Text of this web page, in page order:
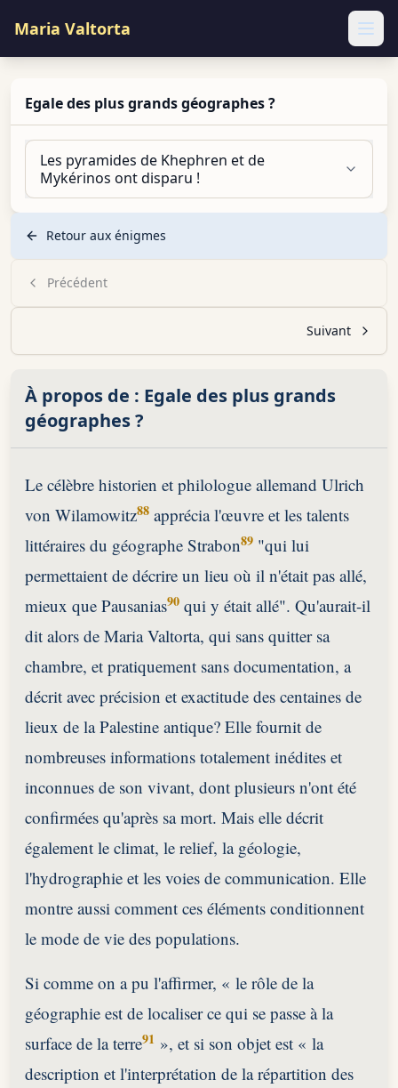
Maria Valtorta
Egale des plus grands géographes ?
Les pyramides de Khephren et de
Mykérinos ont disparu !
Retour aux énigmes
Précédent
Suivant
À propos de : Egale des plus grands
géographes ?
Le célèbre historien et philologue allemand Ulrich
von Wilamowitz88 apprécia l'œuvre et les talents
littéraires du géographe Strabon89 "qui lui
permettaient de décrire un lieu où il n'était pas allé,
mieux que Pausanias90 qui y était allé". Qu'aurait-il
dit alors de Maria Valtorta, qui sans quitter sa
chambre, et pratiquement sans documentation, a
décrit avec précision et exactitude des centaines de
lieux de la Palestine antique? Elle fournit de
nombreuses informations totalement inédites et
inconnues de son vivant, dont plusieurs n'ont été
confirmées qu'après sa mort. Mais elle décrit
également le climat, le relief, la géologie,
l'hydrographie et les voies de communication. Elle
montre aussi comment ces éléments conditionnent
le mode de vie des populations.
Si comme on a pu l'affirmer, « le rôle de la
géographie est de localiser ce qui se passe à la
surface de la terre91 », et si son objet est « la
description et l'interprétation de la répartition des